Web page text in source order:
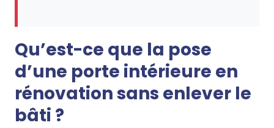
Qu’est-ce que la pose
d’une porte intérieure en
rénovation sans enlever le
bâti ?